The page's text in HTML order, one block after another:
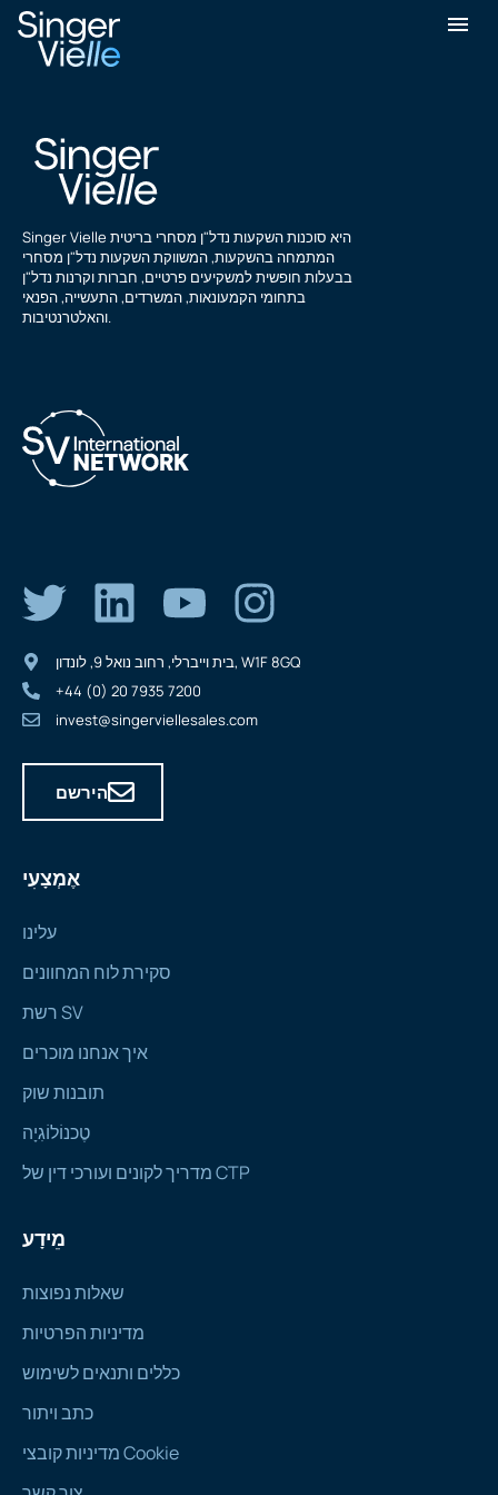
מייקל וונג
Singer Vielle היא סוכנות השקעות נדל"ן מסחרי בריטית
המתמחה בהשקעות, המשווקת השקעות נדל"ן מסחרי
בבעלות חופשית למשקיעים פרטיים, חברות וקרנות נדל"ן
בתחומי הקמעונאות, המשרדים, התעשייה, הפנאי
והאלטרנטיבות.
אֶמְצָעִי
עלינו
סקירת לוח המחוונים
רשת SV
איך אנחנו מוכרים
תובנות שוק
טֶכנוֹלוֹגִיָה
מדריך לקונים ועורכי דין של CTP
מֵידָע
שאלות נפוצות
מדיניות הפרטיות
כללים ותנאים לשימוש
כתב ויתור
מדיניות קובצי Cookie
בית וייברלי, רחוב נואל 9, לונדון, W1F 8GQ
+44 (0) 20 7935 7200
invest@singerviellesales.com
הירשם